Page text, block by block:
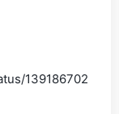
139186702